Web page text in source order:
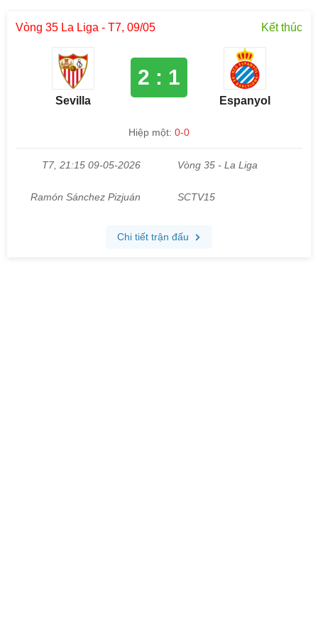
Vòng 35 La Liga - T7, 09/05 Kết thúc
Sevilla
2 : 1
Espanyol
Hiệp một: 0-0
T7, 21:15 09-05-2026 Vòng 35 - La Liga
Ramón Sánchez Pizjuán SCTV15
Chi tiết trận đấu